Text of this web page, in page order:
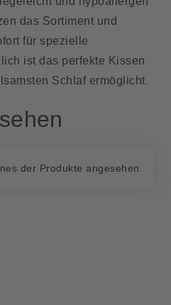
das Sortiment und
für spezielle
ist das perfekte Kissen
Schlaf ermöglicht.
der Produkte angesehen.